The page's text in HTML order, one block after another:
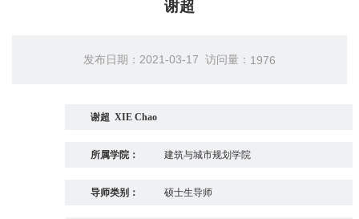
谢超
发布日期：2021-03-17 访问量： 1976
谢超 XIE Chao
所属学院： 建筑与城市规划学院
导师类别： 硕士生导师